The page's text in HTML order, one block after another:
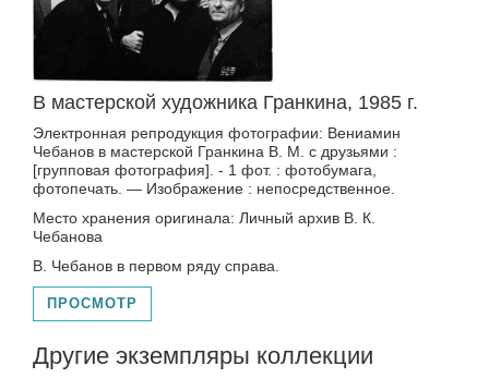
В мастерской художника Гранкина, 1985 г.
Электронная репродукция фотографии: Вениамин
Чебанов в мастерской Гранкина В. М. с друзьями :
[групповая фотография]. - 1 фот. : фотобумага,
фотопечать. — Изображение : непосредственное.
Место хранения оригинала: Личный архив В. К.
Чебанова
В. Чебанов в первом ряду справа.
ПРОСМОТР
Другие экземпляры коллекции